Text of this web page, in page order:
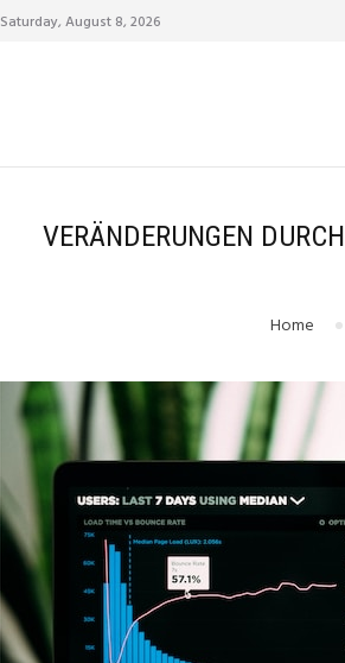
Saturday, August 8, 2026
VERÄNDERUNGEN
Home